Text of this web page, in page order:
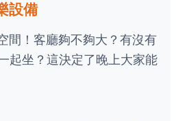
設備
間！客廳夠不夠大？有沒有
起坐？這決定了晚上大家能